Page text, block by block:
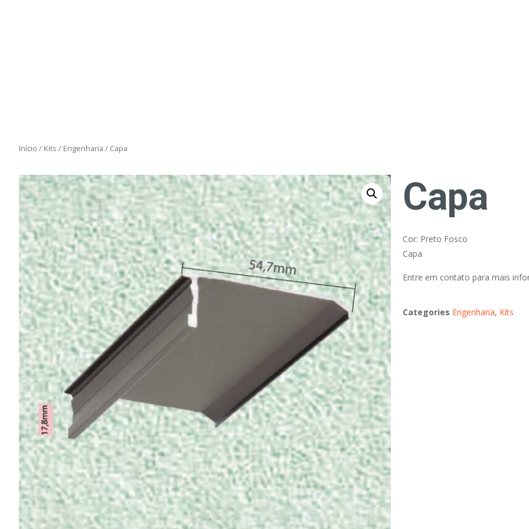
Início / Kits / Engenharia / Capa
Capa
Cor: Preto Fosco
Capa
Entre em contato para mais
Categories Engenharia, Kits